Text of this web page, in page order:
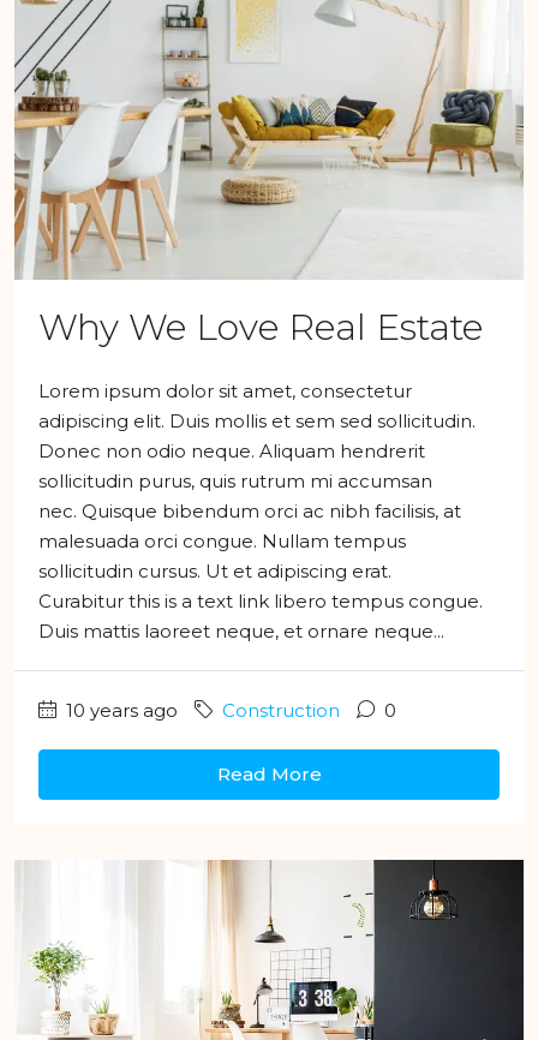
Why We Love Real Estate
Lorem ipsum dolor sit amet, consectetur
adipiscing elit. Duis mollis et sem sed sollicitudin.
Donec non odio neque. Aliquam hendrerit
sollicitudin purus, quis rutrum mi accumsan
nec. Quisque bibendum orci ac nibh facilisis, at
malesuada orci congue. Nullam tempus
sollicitudin cursus. Ut et adipiscing erat.
Curabitur this is a text link libero tempus congue.
Duis mattis laoreet neque, et ornare neque...
10 years ago Construction 0
Read More